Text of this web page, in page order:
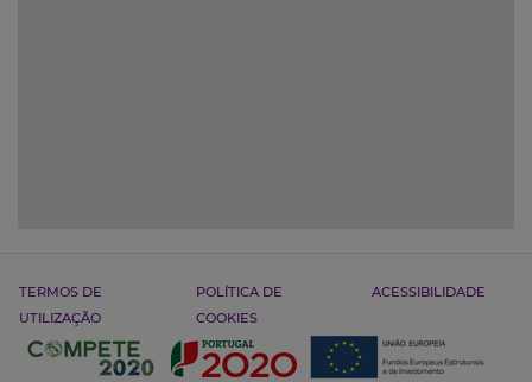
TERMOS DE
UTILIZAÇÃO
POLÍTICA DE
COOKIES
ACESSIBILIDADE